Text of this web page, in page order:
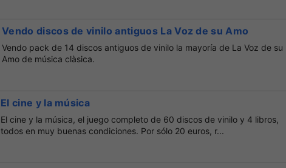
Vendo discos de vinilo antiguos La Voz de su Amo
Vendo pack de 14 discos antiguos de vinilo la mayoría de La Voz de su
Amo de música clàsica.
El cine y la música
El cine y la música, el juego completo de 60 discos de vinilo y 4 libros,
todos en muy buenas condiciones. Por sólo 20 euros, r...